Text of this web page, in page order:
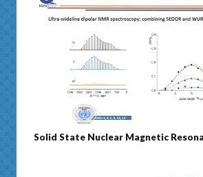
Solid State Nuclear Magnetic